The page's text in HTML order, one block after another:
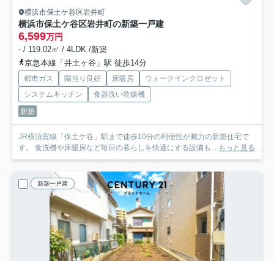
横浜市保土ケ谷区岩井町
横浜市保土ケ谷区岩井町の新築一戸建
6,599万円
- / 119.02㎡ / 4LDK /新築
京急本線「井土ヶ谷」駅 徒歩14分
都市ガス 陽当り良好 床暖房
ウォークインクロゼット
システムキッチン
食器洗い乾燥機
新築
JR横須賀線「保土ケ谷」駅まで徒歩10分の利便性が魅力の新築住宅で
す。 食洗機や床暖房など毎日の暮らしを快適にする設備も... もっと見る
新築一戸建